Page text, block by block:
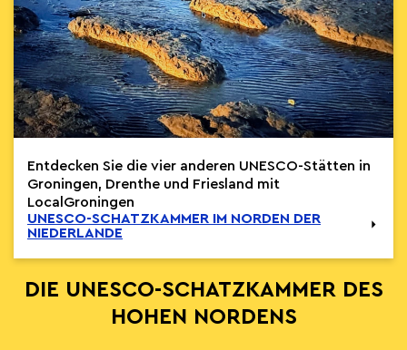
Entdecken Sie die vier anderen UNESCO-Stätten in
Groningen, Drenthe und Friesland mit
LocalGroningen
UNESCO-SCHATZKAMMER IM NORDEN DER
NIEDERLANDE
DIE UNESCO-SCHATZKAMMER DES
HOHEN NORDENS